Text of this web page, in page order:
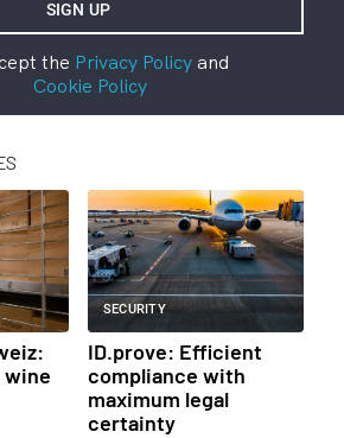
the Privacy Policyand
Cookie Policy
SECURITY
ID.prove: Efficient
compliance with
maximum legal
certainty